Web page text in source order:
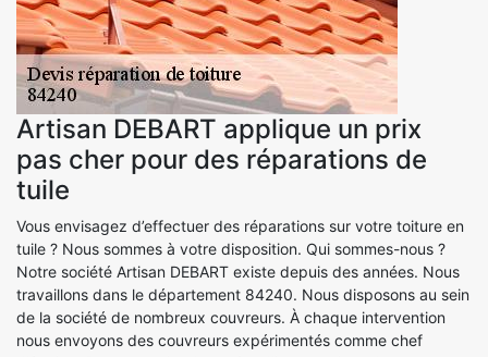
Artisan DEBART applique un prix
pas cher pour des réparations de
tuile
Vous envisagez d’effectuer des réparations sur votre toiture en
tuile ? Nous sommes à votre disposition. Qui sommes-nous ?
Notre société Artisan DEBART existe depuis des années. Nous
travaillons dans le département 84240. Nous disposons au sein
de la société de nombreux couvreurs. À chaque intervention
nous envoyons des couvreurs expérimentés comme chef